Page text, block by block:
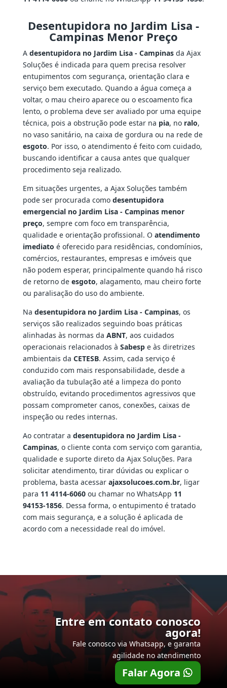
Desentupidora no Jardim Lisa -
Campinas Menor Preço
A desentupidora no Jardim Lisa - Campinasda Ajax
Soluções é indicada para quem precisa resolver
entupimentos com segurança, orientação clara e
serviço bem executado. Quando a água começa a
voltar, o mau cheiro aparece ou o escoamento fica
lento, o problema deve ser avaliado por uma equipe
técnica, pois a obstrução pode estar na pia, no ralo,
no vaso sanitário, na caixa de gordura ou na rede de
esgoto. Por isso, o atendimento é feito com cuidado,
buscando identificar a causa antes que qualquer
procedimento seja realizado.
Em situações urgentes, a Ajax Soluções também
pode ser procurada como desentupidora
emergencial no Jardim Lisa - Campinas menor
preço, sempre com foco em transparência,
qualidade e orientação profissional. O atendimento
imediato é oferecido para residências, condomínios,
comércios, restaurantes, empresas e imóveis que
não podem esperar, principalmente quando há risco
de retorno de esgoto, alagamento, mau cheiro forte
ou paralisação do uso do ambiente.
Na desentupidora no Jardim Lisa - Campinas, os
serviços são realizados seguindo boas práticas
alinhadas às normas da ABNT, aos cuidados
operacionais relacionados à Sabespe às diretrizes
ambientais da CETESB. Assim, cada serviço é
conduzido com mais responsabilidade, desde a
avaliação da tubulação até a limpeza do ponto
obstruído, evitando procedimentos agressivos que
possam comprometer canos, conexões, caixas de
inspeção ou redes internas.
Ao contratar a desentupidora no Jardim Lisa -
Campinas, o cliente conta com serviço com garantia,
qualidade e suporte direto da Ajax Soluções. Para
solicitar atendimento, tirar dúvidas ou explicar o
problema, basta acessar ajaxsolucoes.com.br, ligar
para 11 4114-6060ou chamar no WhatsApp 11
94153-1856. Dessa forma, o entupimento é tratado
com mais segurança, e a solução é aplicada de
acordo com a necessidade real do imóvel.
Entre em contato conosco
agora!
Fale conosco via Whatsapp, e garanta
agilidade no atendimento
Falar Agora